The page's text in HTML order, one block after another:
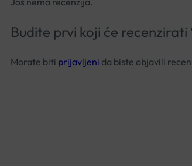
Budite prvi koji će recenzirati
Morate biti prijavljeni da biste objavili